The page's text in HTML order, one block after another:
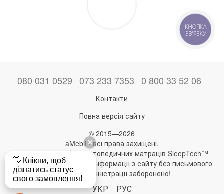
080 031 0529 073 233 7353 0 800 33 52 06
Контакти
Повна версія сайту
© 2015—2026
aMebli - всі права захищені.
Офіційний виробник ортопедичних матраців SleepTech™
Будь-яке використання інформації з сайту без письмового
дозволу адміністрації заборонено!
УКР РУС
КНОПКА
ЗВ'ЯЗКУ